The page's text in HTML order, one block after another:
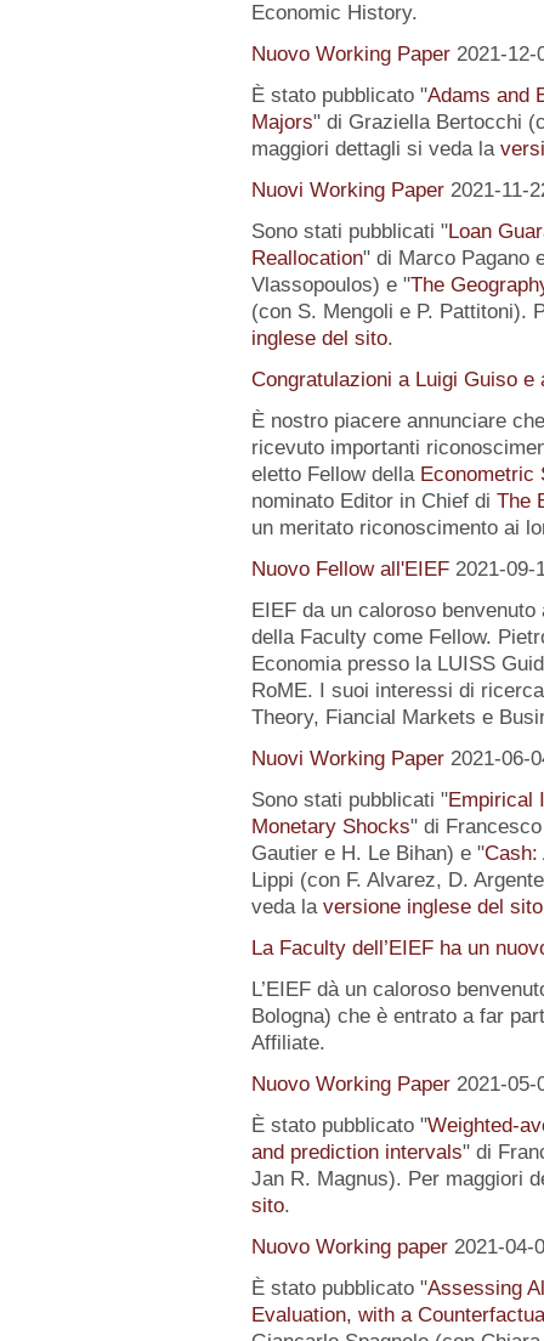
Economic History.
Nuovo Working Paper 2021-12-
È stato pubblicato "Adams and
Majors" di Graziella Bertocchi
maggiori dettagli si veda la
Nuovi Working Paper 2021-11-
Sono stati pubblicati "Loan
Reallocation" di Marco Pagano
Vlassopoulos) e "The
(con S. Mengoli e P. Pattitoni).
inglese del sito.
Congratulazioni a Luigi Guiso e
È nostro piacere annunciare
ricevuto importanti
eletto Fellow della Econometric
nominato Editor in Chief di The
un meritato riconoscimento ai
Nuovo Fellow all'EIEF 2021-09-
EIEF da un caloroso
della Faculty come Fellow.
Economia presso la LUISS
RoME. I suoi interessi di
Theory, Fiancial Markets e
Nuovi Working Paper 2021-06-
Sono stati pubblicati "Empirical
Monetary Shocks" di
Gautier e H. Le Bihan) e "Cash:
Lippi (con F. Alvarez, D.
veda la versione inglese del sito
La Faculty dell’EIEF ha un
L’EIEF dà un caloroso
Bologna) che è entrato a far
Affiliate.
Nuovo Working Paper 2021-05-
È stato pubblicato "Weighted-
and prediction intervals" di
Jan R. Magnus). Per maggiori
sito.
Nuovo Working paper 2021-04-
È stato pubblicato "Assessing
Evaluation, with a